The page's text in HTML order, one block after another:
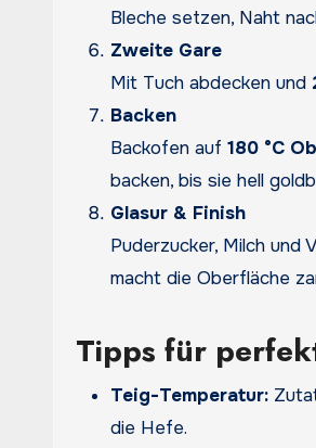
Bleche setzen, Naht
Zweite Gare
Mit Tuch abdecken und
Backen
Backofen auf 180 °C
backen, bis sie hell
Glasur & Finish
Puderzucker, Milch und
macht die Oberfläche
Tipps für
Teig-Temperatur:
die Hefe.